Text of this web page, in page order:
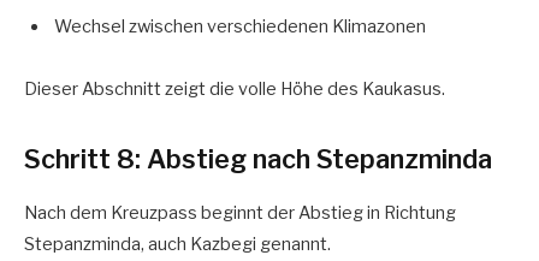
Wechsel zwischen verschiedenen Klimazonen
Dieser Abschnitt zeigt die volle Höhe des Kaukasus.
Schritt 8: Abstieg nach Stepanzminda
Nach dem Kreuzpass beginnt der Abstieg in Richtung
Stepanzminda, auch Kazbegi genannt.